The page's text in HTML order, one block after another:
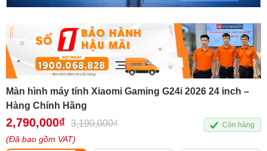
Màn hình máy tính Xiaomi Gaming G24i 2026 24 inch –
Hàng Chính Hãng
2,790,000₫ 3,190,000₫
(Đã bao gồm VAT)
Còn hàng